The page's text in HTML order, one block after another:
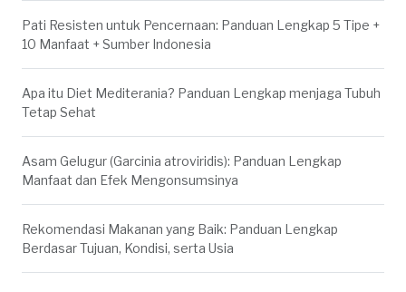
Pati Resisten untuk Pencernaan: Panduan Lengkap 5 Tipe +
10 Manfaat + Sumber Indonesia
Apa itu Diet Mediterania? Panduan Lengkap menjaga Tubuh
Tetap Sehat
Asam Gelugur (Garcinia atroviridis): Panduan Lengkap
Manfaat dan Efek Mengonsumsinya
Rekomendasi Makanan yang Baik: Panduan Lengkap
Berdasar Tujuan, Kondisi, serta Usia